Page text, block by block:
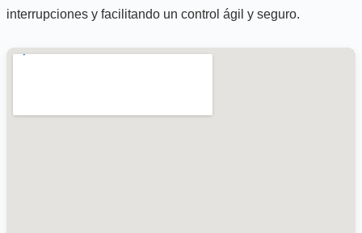
interrupciones y facilitando un control ágil y seguro.